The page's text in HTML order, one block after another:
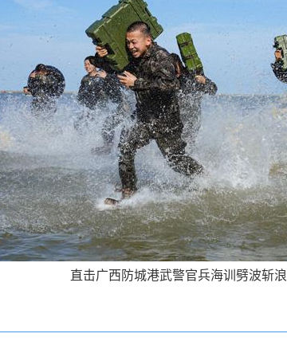
直击广西防城港武警官兵海训劈波斩浪